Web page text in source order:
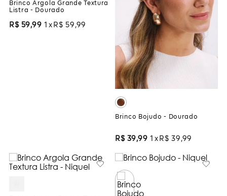
Brinco Argola Grande Textura
Listra - Dourado
R$ 59,99 1 R$ 59 ,99
Brinco Bojudo - Dourado
R$ 39,99 1 R$ 39 ,99